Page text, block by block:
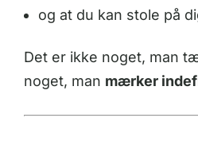
og at du kan stole på
Det er ikke noget, man
noget, man mærker